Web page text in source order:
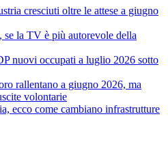
cresciuti oltre le attese a giugno
la TV è più autorevole della
nuovi occupati a luglio 2026 sotto
rallentano a giugno 2026, ma
volontarie
ecco come cambiano infrastrutture